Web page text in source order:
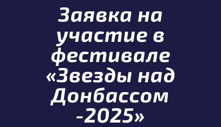
Заявка на
участие в
фестивале
«Звезды над
Донбассом
-2025»